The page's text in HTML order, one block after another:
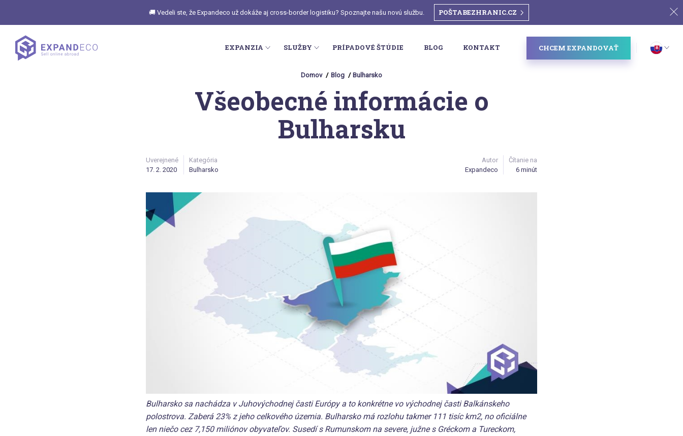
🚚 Vedeli ste, že Expandeco už dokáže aj cross-border logistiku? Spoznajte našu novú službu. POŠTABEZHRANIC.CZ
EXPANZIA SLUŽBY PRÍPADOVÉ ŠTÚDIE BLOG KONTAKT CHCEM EXPANDOVAŤ
Domov Blog Bulharsko
Všeobecné informácie o
Bulharsku
Uverejnené
17. 2. 2020
Kategória
Bulharsko
Autor
Expandeco
Čítanie na
6 minút
Bulharsko sa nachádza v Juhovýchodnej časti Európy a to konkrétne vo východnej časti Balkánskeho
polostrova. Zaberá 23% z jeho celkového územia. Bulharsko má rozlohu takmer 111 tisíc km2, no oficiálne
len niečo cez 7,150 miliónov obyvateľov. Susedí s Rumunskom na severe, južne s Gréckom a Tureckom,